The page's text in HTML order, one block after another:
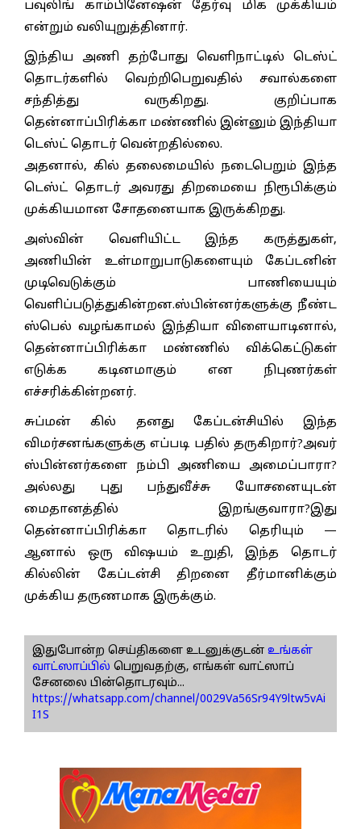
பவுலிங் காம்பினேஷன் தேர்வு மிக முக்கியம்
என்றும் வலியுறுத்தினார்.
இந்திய அணி தற்போது வெளிநாட்டில் டெஸ்ட்
தொடர்களில் வெற்றிபெறுவதில் சவால்களை
சந்தித்து வருகிறது. குறிப்பாக
தென்னாப்பிரிக்கா மண்ணில் இன்னும் இந்தியா
டெஸ்ட் தொடர் வென்றதில்லை.
அதனால், கில் தலைமையில் நடைபெறும் இந்த
டெஸ்ட் தொடர் அவரது திறமையை நிரூபிக்கும்
முக்கியமான சோதனையாக இருக்கிறது.
அஸ்வின் வெளியிட்ட இந்த கருத்துகள்,
அணியின் உள்மாறுபாடுகளையும் கேப்டனின்
முடிவெடுக்கும் பாணியையும்
வெளிப்படுத்துகின்றன.ஸ்பின்னர்களுக்கு நீண்ட
ஸ்பெல் வழங்காமல் இந்தியா விளையாடினால்,
தென்னாப்பிரிக்கா மண்ணில் விக்கெட்டுகள்
எடுக்க கடினமாகும் என நிபுணர்கள்
எச்சரிக்கின்றனர்.
சுப்மன் கில் தனது கேப்டன்சியில் இந்த
விமர்சனங்களுக்கு எப்படி பதில் தருகிறார்?அவர்
ஸ்பின்னர்களை நம்பி அணியை அமைப்பாரா?
அல்லது புது பந்துவீச்சு யோசனையுடன்
மைதானத்தில் இறங்குவாரா?இது
தென்னாப்பிரிக்கா தொடரில் தெரியும் —
ஆனால் ஒரு விஷயம் உறுதி, இந்த தொடர்
கில்லின் கேப்டன்சி திறனை தீர்மானிக்கும்
முக்கிய தருணமாக இருக்கும்.
இதுபோன்ற செய்திகளை உடனுக்குடன் உங்கள்
வாட்ஸாப்பில் பெறுவதற்கு, எங்கள் வாட்ஸாப்
சேனலை பின்தொடரவும்...
https://whatsapp.com/channel/0029Va56Sr94Y9ltw5vAi
I1S